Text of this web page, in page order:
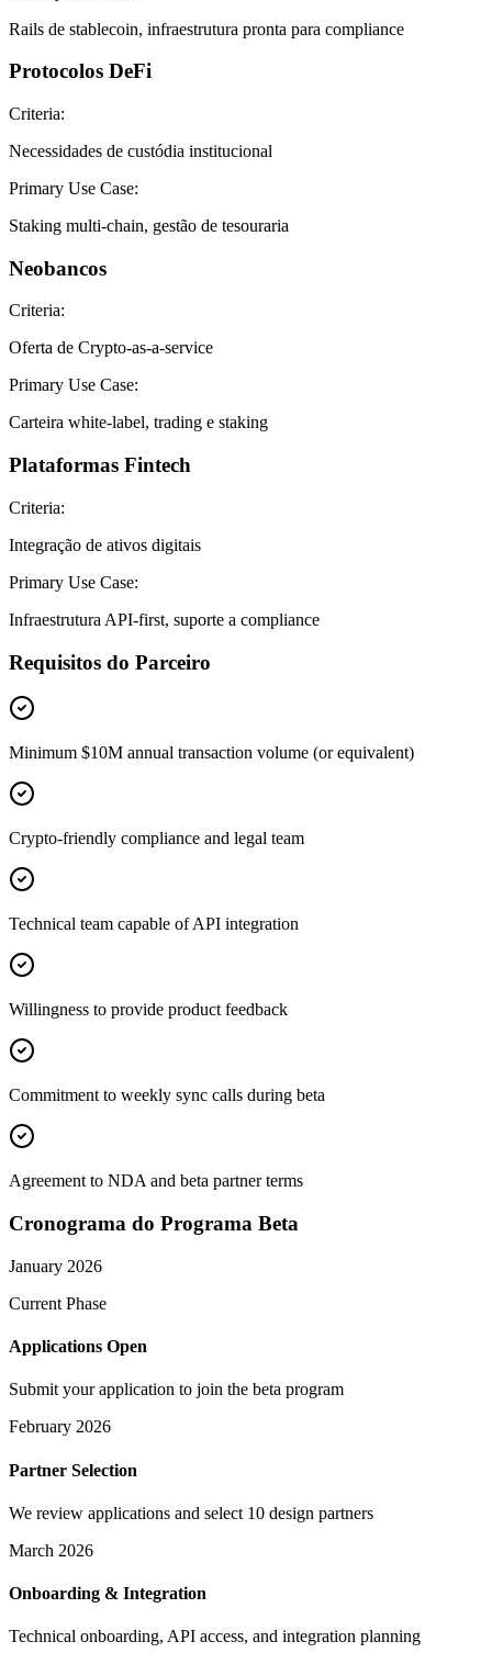
Rails de stablecoin, infraestrutura pronta para compliance
Protocolos DeFi
Criteria:
Necessidades de custódia institucional
Primary Use Case:
Staking multi-chain, gestão de tesouraria
Neobancos
Criteria:
Oferta de Crypto-as-a-service
Primary Use Case:
Carteira white-label, trading e staking
Plataformas Fintech
Criteria:
Integração de ativos digitais
Primary Use Case:
Infraestrutura API-first, suporte a compliance
Requisitos do Parceiro
Minimum $10M annual transaction volume (or equivalent)
Crypto-friendly compliance and legal team
Technical team capable of API integration
Willingness to provide product feedback
Commitment to weekly sync calls during beta
Agreement to NDA and beta partner terms
Cronograma do Programa Beta
January 2026
Current Phase
Applications Open
Submit your application to join the beta program
February 2026
Partner Selection
We review applications and select 10 design partners
March 2026
Onboarding & Integration
Technical onboarding, API access, and integration planning